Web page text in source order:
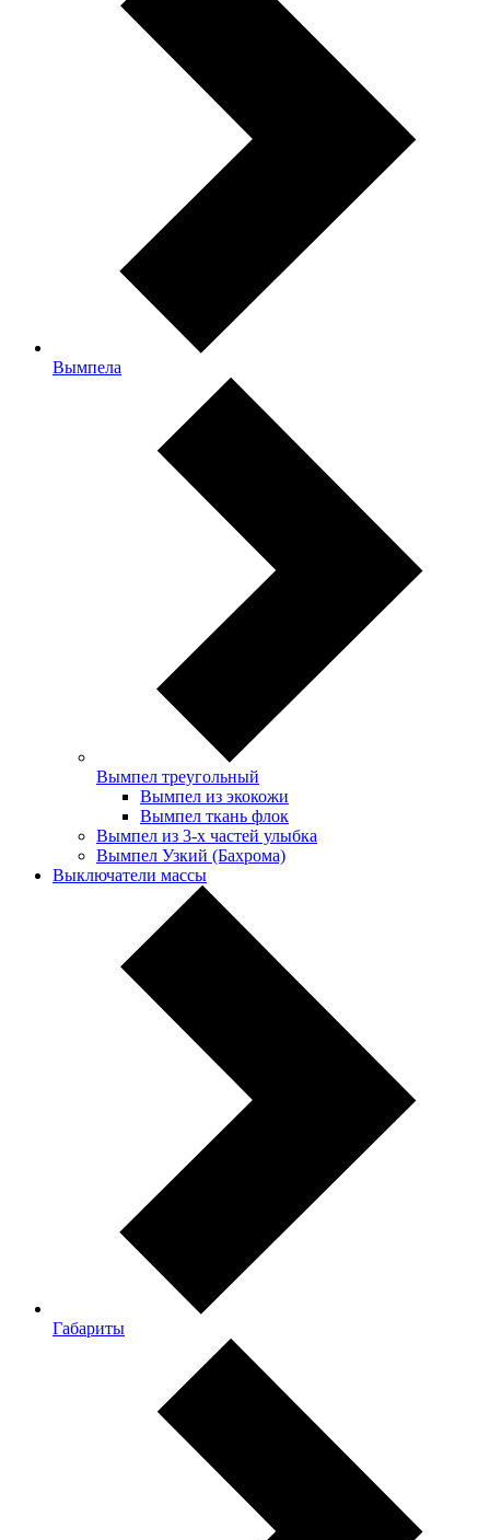
Вымпела
Вымпел треугольный
Вымпел из экокожи
Вымпел ткань флок
Вымпел из 3-х частей улыбка
Вымпел Узкий (Бахрома)
Выключатели массы
Габариты